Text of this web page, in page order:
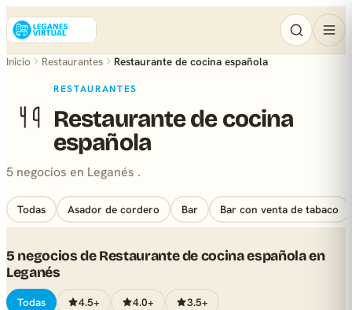
Inicio Restaurantes Restaurante de cocina española
RESTAURANTES
Restaurante de cocina
española
5 negocios en Leganés .
Todas Asador de cordero Bar Bar con venta de tabaco
5 negocios de Restaurante de cocina española en
Leganés
Todas 4.5+ 4.0+ 3.5+